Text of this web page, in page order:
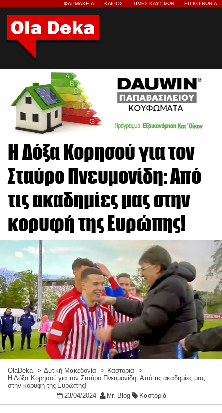
ΦΑΡΜΑΚΕΙΑ ΚΑΙΡΟΣ ΤΙΜΕΣ ΚΑΥΣΙΜΩΝ ΕΠΙΚΟΙΝΩΝΙΑ
Η Δόξα Κορησού για τον
Σταύρο Πνευμονίδη: Από
τις ακαδημίες μας στην
κορυφή της Ευρώπης!
OlaDeka Δυτική Μακεδονία
Καστοριά
Η Δόξα Κορησού για τον Σταύρο Πνευμονίδη: Από τις ακαδημίες μας
στην κορυφή της Ευρώπης!
23/04/2024
Mr. Blog Καστοριά